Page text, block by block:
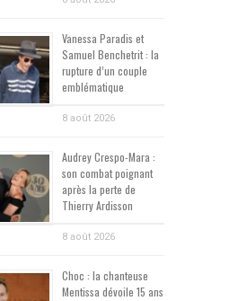
Vanessa Paradis et
Samuel Benchetrit : la
rupture d’un couple
emblématique
8 août 2026
Audrey Crespo-Mara :
son combat poignant
après la perte de
Thierry Ardisson
8 août 2026
Choc : la chanteuse
Mentissa dévoile 15 ans